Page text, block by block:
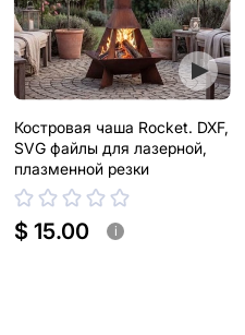
Костровая чаша Rocket. DXF,
SVG файлы для лазерной,
плазменной резки
$ 15.00 i